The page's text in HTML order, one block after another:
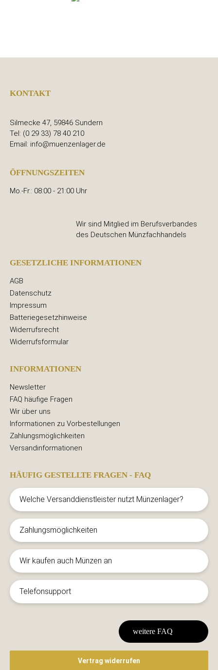
KONTAKT
Silmecke 47, 59846 Sundern
Tel: (0 29 33) 78 40 210
Email: info@muenzenlager.de
ÖFFNUNGSZEITEN
Mo.-Fr.: 08:00 - 21:00 Uhr
Wir sind Mitglied im Berufsverbandes
des Deutschen Münzfachhandels
GESETZLICHE INFORMATIONEN
AGB
Datenschutz
Impressum
Batteriegesetzhinweise
Widerrufsrecht
Widerrufsformular
INFORMATIONEN
Newsletter
FAQ häufige Fragen
Wir über uns
Informationen zu Vorbestellungen
Zahlungsmöglichkeiten
Versandinformationen
HÄUFIG GESTELLTE FRAGEN - FAQ
Welche Versanddienstleister nutzt Münzenlager?
Zahlungsmöglichkeiten
Wir kaufen auch Münzen an
Telefonsupport
weitere FAQ
Vertrag widerrufen